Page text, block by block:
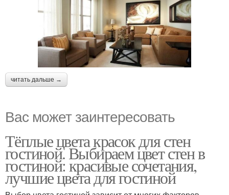
читать дальше →
Вас может заинтересовать
Тёплые цвета красок для стен
гостиной. Выбираем цвет стен в
гостиной: красивые сочетания,
лучшие цвета для гостиной